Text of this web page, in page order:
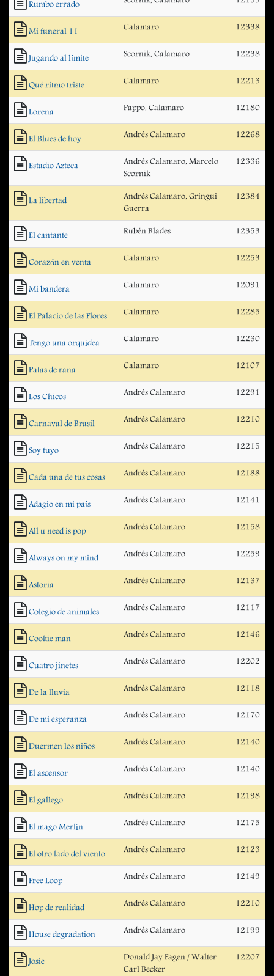
Rumbo errado
Mi funeral 11 Calamaro 12338
Jugando al límite Scornik, Calamaro 12238
Qué ritmo triste Calamaro 12213
Lorena Pappo, Calamaro 12180
El Blues de hoy Andrés Calamaro 12268
Estadio Azteca
Andrés Calamaro, Marcelo
Scornik
12336
La libertad
Andrés Calamaro, Gringui
Guerra
12384
El cantante Rubén Blades 12353
Corazón en venta Calamaro 12253
Mi bandera Calamaro 12091
El Palacio de las Flores Calamaro 12285
Tengo una orquídea Calamaro 12230
Patas de rana Calamaro 12107
Los Chicos Andrés Calamaro 12291
Carnaval de Brasil Andrés Calamaro 12210
Soy tuyo Andrés Calamaro 12215
Cada una de tus cosas Andrés Calamaro 12188
Adagio en mi país Andrés Calamaro 12141
All u need is pop Andrés Calamaro 12158
Always on my mind Andrés Calamaro 12259
Astoria Andrés Calamaro 12137
Colegio de animales Andrés Calamaro 12117
Cookie man Andrés Calamaro 12146
Cuatro jinetes Andrés Calamaro 12202
De la lluvia Andrés Calamaro 12118
De mi esperanza Andrés Calamaro 12170
Duermen los niños Andrés Calamaro 12140
El ascensor Andrés Calamaro 12140
El gallego Andrés Calamaro 12198
El mago Merlín Andrés Calamaro 12175
El otro lado del viento Andrés Calamaro 12123
Free Loop Andrés Calamaro 12149
Hop de realidad Andrés Calamaro 12210
House degradation Andrés Calamaro 12199
Josie
Donald Jay Fagen / Walter
Carl Becker
12207